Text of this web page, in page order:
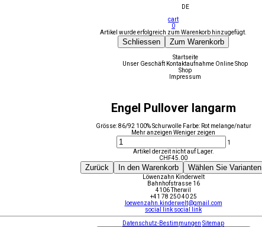
DE
cart
0
Artikel wurde erfolgreich zum Warenkorb hinzugefügt.
Schliessen Zum Warenkorb
Startseite
Unser Geschäft Kontaktaufnahme Online Shop
Shop
Impressum
Engel Pullover langarm
Grösse: 86/92 100% Schurwolle Farbe: Rot melange/natur
Mehr anzeigen Weniger zeigen
1
Artikel derzeit nicht auf Lager.
CHF45.00
Zurück In den Warenkorb Wählen Sie Varianten
Löwenzahn Kinderwelt
Bahnhofstrasse 16
4106 Therwil
+41 78 250 40 25
loewenzahn.kinderwelt@gmail.com
social link social link
Datenschutz-Bestimmungen Sitemap